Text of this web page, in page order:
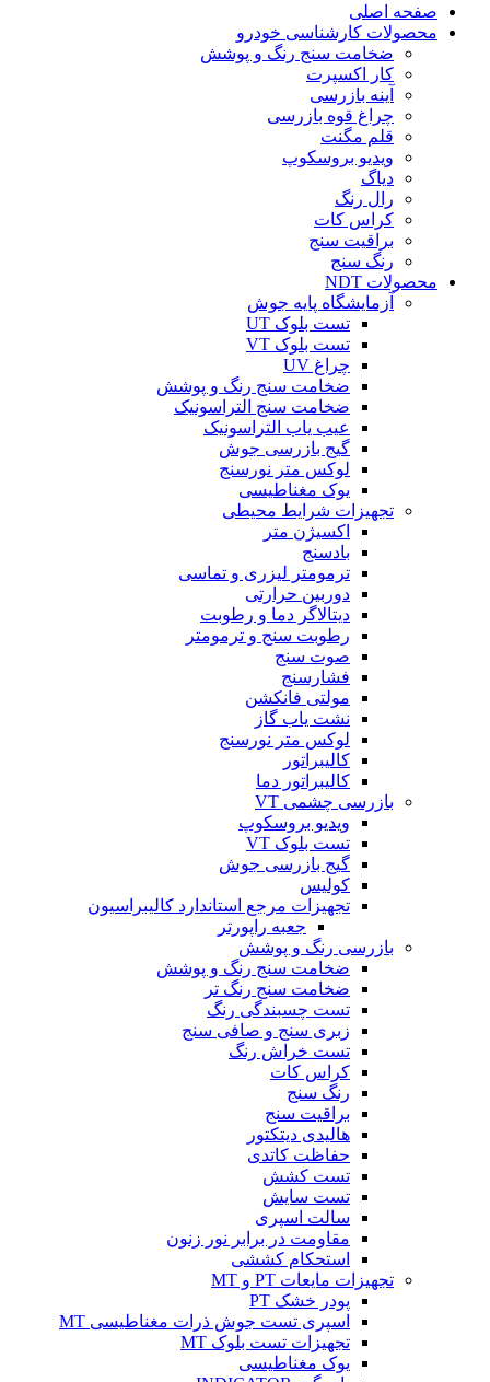
صفحه اصلی
محصولات کارشناسی خودرو
ضخامت سنج رنگ و پوشش
کار اکسپرت
آینه بازرسی
چراغ قوه بازرسی
قلم مگنت
ویدیو بروسکوپ
دیاگ
رال رنگ
کراس کات
براقیت سنج
رنگ سنج
محصولات NDT
آزمایشگاه پایه جوش
تست بلوک UT
تست بلوک VT
چراغ UV
ضخامت سنج رنگ و پوشش
ضخامت سنج التراسونیک
عیب یاب التراسونیک
گیج بازرسی جوش
لوکس متر نورسنج
یوک مغناطیسی
تجهیزات شرایط محیطی
اکسیژن متر
بادسنج
ترمومتر لیزری و تماسی
دوربین حرارتی
دیتالاگر دما و رطوبت
رطوبت سنج و ترمومتر
صوت سنج
فشارسنج
مولتی فانکشن
نشت یاب گاز
لوکس متر نورسنج
کالیبراتور
کالیبراتور دما
بازرسی چشمی VT
ویدیو بروسکوپ
تست بلوک VT
گیج بازرسی جوش
کولیس
تجهیزات مرجع استاندارد کالیبراسیون
جعبه راپورتر
بازرسی رنگ و پوشش
ضخامت سنج رنگ و پوشش
ضخامت سنج رنگ تر
تست چسبندگی رنگ
زبری سنج و صافی سنج
تست خراش رنگ
کراس کات
رنگ سنج
براقیت سنج
هالیدی دیتکتور
حفاظت کاتدی
تست کشش
تست سایش
سالت اسپری
مقاومت در برابر نور زنون
استحکام کششی
تجهیزات مایعات PT و MT
پودر خشک PT
اسپری تست جوش ذرات مغناطیسی MT
تجهیزات تست بلوک MT
یوک مغناطیسی